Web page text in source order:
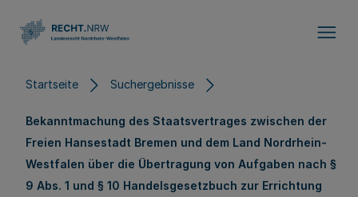
Startseite Suchergebnisse
Bekanntmachung des Staatsvertrages zwischen der
Freien Hansestadt Bremen und dem Land Nordrhein-
Westfalen über die Übertragung von Aufgaben nach §
9 Abs. 1 und § 10 Handelsgesetzbuch zur Errichtung